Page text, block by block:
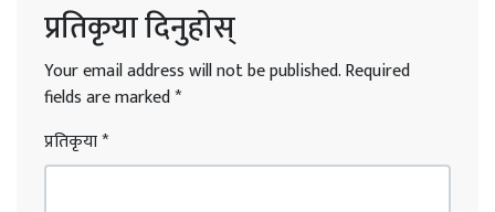
प्रतिकृया दिनुहोस्
Your email address will not be published.Required
fields are marked*
प्रतिकृया*